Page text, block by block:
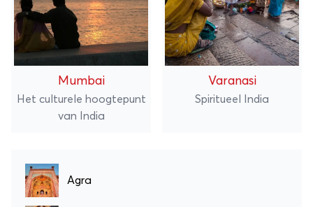
Mumbai
Het culturele hoogtepunt
van India
Varanasi
Spiritueel India
Agra